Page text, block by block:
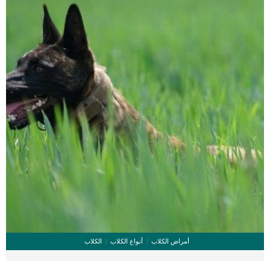
أمراض الكلاب أنواع الكلاب الكلاب